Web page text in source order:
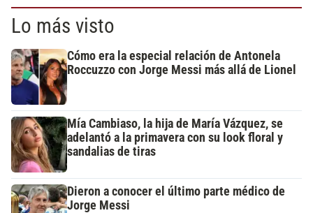
Lo más visto
Cómo era la especial relación de Antonela
Roccuzzo con Jorge Messi más allá de Lionel
Mía Cambiaso, la hija de María Vázquez, se
adelantó a la primavera con su look floral y
sandalias de tiras
Dieron a conocer el último parte médico de
Jorge Messi